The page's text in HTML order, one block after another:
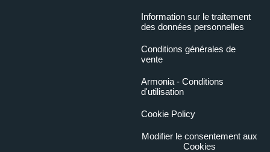
Information sur le traitement
des données personnelles
Conditions générales de
vente
Armonia - Conditions
d'utilisation
Cookie Policy
Modifier le consentement aux
Cookies